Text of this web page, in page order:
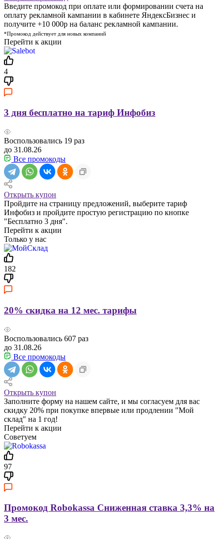
Введите промокод при оплате или формировании счета на
оплату рекламной кампании в кабинете ЯндексБизнес и
получите +10 000р на баланс рекламной кампании.
*Промокод действует для новых компаний
Перейти к акции
4
3 дня бесплатно на тариф Инфобиз
Воспользовались 19 раз
до 31.08.26
Все промокоды
Открыть купон
Пройдите на страницу предложений, выберите тариф
Инфобиз и пройдите простую регистрацию по кнопке
"Бесплатно 3 дня".
Перейти к акции
Только у нас
182
20% скидка на 12 мес. тарифы
Воспользовались 607 раз
до 31.08.26
Все промокоды
Открыть купон
Заполните форму на нашем сайте, и мы согласуем для вас
скидку 20% при покупке впервые или продлении "Мой
склад" на 1 год!
Перейти к акции
Советуем
97
Промокод Robokassa Сниженная ставка 3,3% на
3 мес.